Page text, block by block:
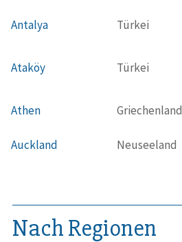
Antalya Türkei
Ataköy Türkei
Athen Griechenland
Auckland
Neuseeland
Nach Regionen